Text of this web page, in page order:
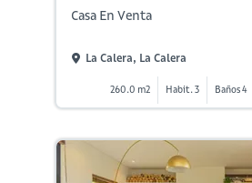
Casa En Venta
La Calera, La Calera
260.0 m2 Habit. 3 Baños 4